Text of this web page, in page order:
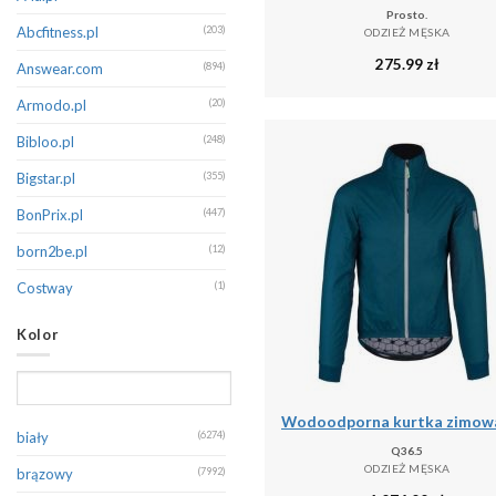
Champion (213)
CMP (402)
Columbia (172)
Dare 2B (389)
Decathlon (131)
Diesel (145)
Dsquared2 (132)
Dstrezzed (351)
Eight2Nine
Endurance (121)
Erima (267)
Abcfitness.pl (203)
Answear.com (894)
Armodo.pl (20)
Bibloo.pl (248)
Bigstar.pl (355)
BonPrix.pl (447)
born2be.pl (12)
Costway (1)
Denimo.com
Emaga (1)
Eobuwie (197)
Kolor
biały (6274)
brązowy (7992)
Prosto.
ODZIEŻ MĘSKA
275.99 zł
Q36.5
ODZIEŻ MĘSKA